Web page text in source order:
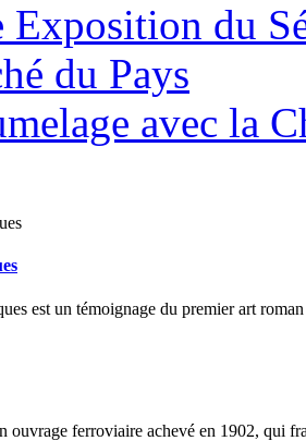
Exposition du
du Pays
avec la
est un témoignage du premier art
ouvrage ferroviaire achevé en 1902, qui